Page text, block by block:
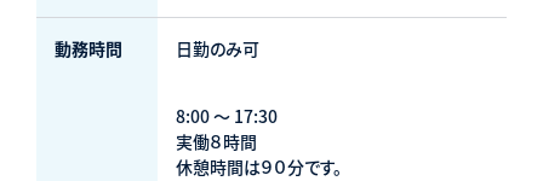
動務時問 日勤のみ可
8:00 ～ 17:30
実働８時間
休憩時間は９０分です。